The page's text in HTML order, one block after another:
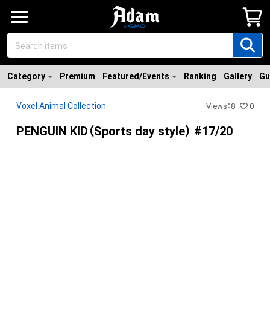
Category Premium Featured/Events Ranking Gallery
Voxel Animal Collection Views ： 8 0
PENGUIN KID（Sports day style） #17/20